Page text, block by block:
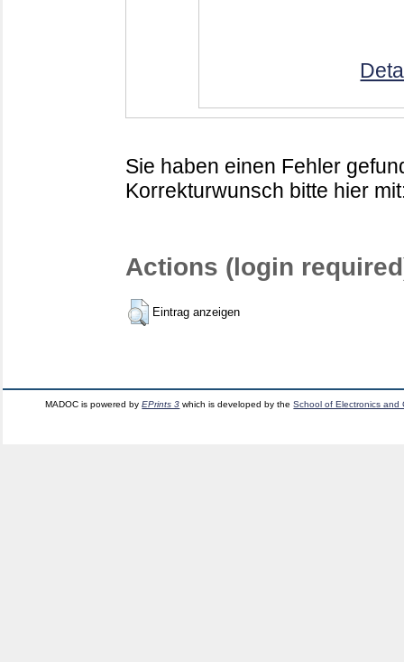
Sie haben einen Fehler
Korrekturwunsch bitte hier
Actions (login
Eintrag anzeigen
MADOC is powered byEPrints 3 which is developed by theSchool of Electronics and